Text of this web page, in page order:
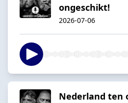
ongeschikt!
2026-07-06
Nederland ten